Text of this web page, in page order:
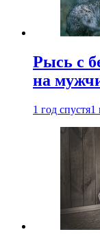
Рысь с
на
1 год спустя1